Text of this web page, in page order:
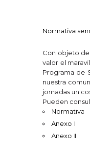
Normativa
Con objeto
valor el
Programa de
nuestra
jornadas un
Pueden
Normativa
Anexo I
Anexo II